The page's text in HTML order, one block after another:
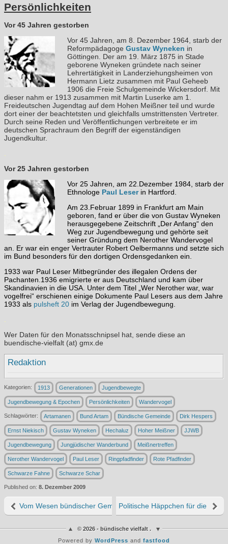
Persönlichkeiten
Vor 45 Jahren gestorben
Vor 45 Jahren, am 8. Dezember 1964, starb der
Reformpädagoge Gustav Wyneken in
Göttingen.
Der am 19. März 1875 in Stade
geborene Wyneken gründete nach seiner
Lehrertätigkeit in Landerziehungsheimen von
Hermann Lietz zusammen mit Paul Geheeb
1906 die Freie Schulgemeinde Wickersdorf. Mit
dieser nahm er 1913 zusammen mit Martin Luserke am 1.
Freideutschen Jugendtag auf dem Hohen Meißner teil und wurde
dort einer der beachtetsten und gleichfalls umstrittensten Vertreter.
Durch seine Reden und Veröffentlichungen verbreitete er im
deutschen Sprachraum den Begriff der eigenständigen
Jugendkultur.
Vor 25 Jahren gestorben
Vor 25 Jahren, am 22.Dezember 1984, starb der
Ethnologe Paul Leser in Hartford.
Am 23.Februar 1899 in Frankfurt am Main
geboren, fand er über die von Gustav Wyneken
herausgegebene Zeitschrift „Der Anfang“ den
Weg zur Jugendbewegung und gehörte seit
seiner Gründung dem Nerother Wandervogel
an. Er war ein enger Vertrauter Robert Oelbermanns und setzte sich
im Bund besonders für den dortigen Ordensgedanken ein.
1933 war Paul Leser Mitbegründer des illegalen Ordens der
Pachanten.1936 emigrierte er aus Deutschland und kam über
Skandinavien in die USA. Unter dem Titel „Wer Nerother war, war
vogelfrei“ erschienen einige Dokumente Paul Lesers aus dem Jahre
1933 als pulsheft 20 im Verlag der Jugendbewegung.
Wer Daten für den Monatsschnipsel hat, sende diese an
buendische-vielfalt (at) gmx.de
Redaktion
Kategorien: 1913 Generationen Jugendbewegte
Jugendbewegung & Epochen Persönlichkeiten Wandervogel
Schlagwörter: Artamanen Bund Artam Bündische Gemeinde Dirk Hespers
Ernst Niekisch Gustav Wyneken Hechaluz Hoher Meißner JJWB
Jugendbewegung Jungjüdischer Wanderbund Meißnertreffen
Nerother Wandervogel Paul Leser Ringpfadfinder Rote Pfadfinder
Schwarze Fahne Schwarze Schar
Published on: 8. Dezember 2009
Vom Wesen bündischer GemeinschaftPolitische Häppchen für die
© 2026 - bündische vielfalt .
Powered by WordPress and fastfood